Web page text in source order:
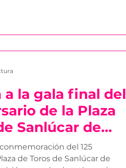
la gala final del
de la Plaza
Sanlúcar de
del 125
de Toros de Sanlúcar de